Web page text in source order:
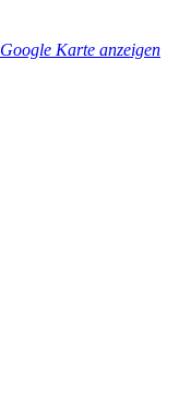
Google Karte anzeigen